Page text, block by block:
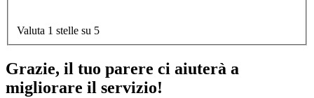
Valuta 1 stelle su 5
Grazie, il tuo parere ci aiuterà a
migliorare il servizio!